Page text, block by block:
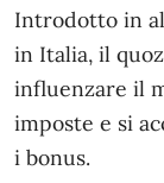
Introdotto in
in Italia, il
influenzare il
imposte e si
i bonus.